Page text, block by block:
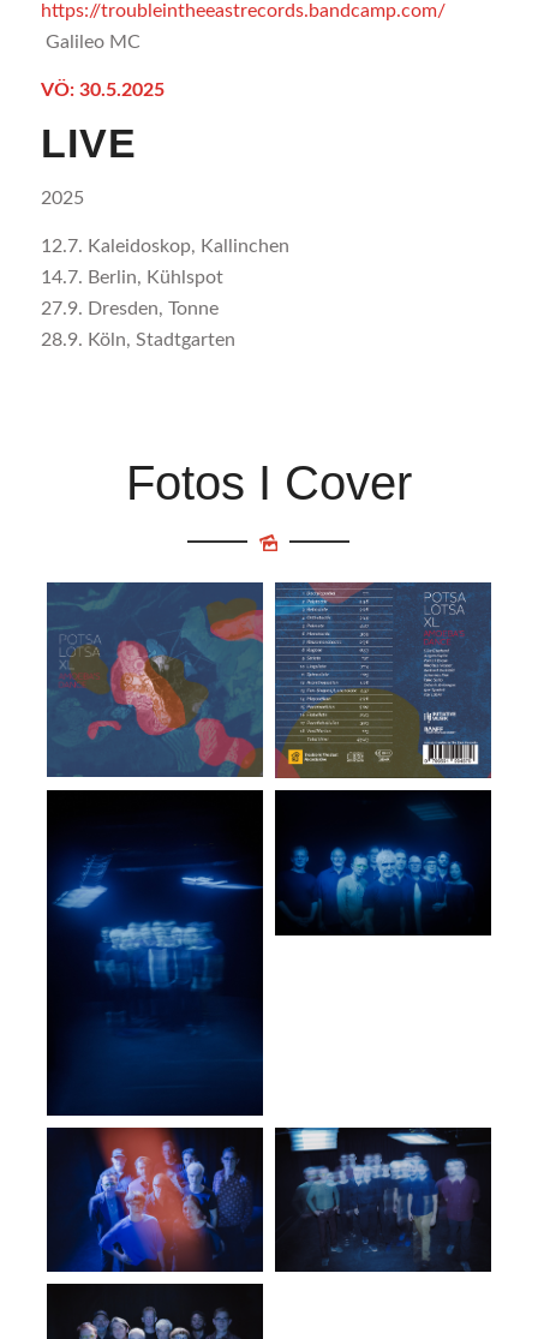
https://troubleintheeastrecords.bandcamp.com/
Galileo MC
VÖ: 30.5.2025
LIVE
2025
12.7. Kaleidoskop, Kallinchen
14.7. Berlin, Kühlspot
27.9. Dresden, Tonne
28.9. Köln, Stadtgarten
Fotos I Cover